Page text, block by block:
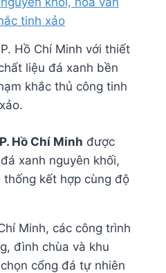
Hồ Chí Minh với thiết
liệu đá xanh bền
khắc thủ công tinh
xảo.
Hồ Chí Minh được
xanh nguyên khối,
kết hợp cùng độ
Minh, các công trình
đình chùa và khu
cổng đá tự nhiên